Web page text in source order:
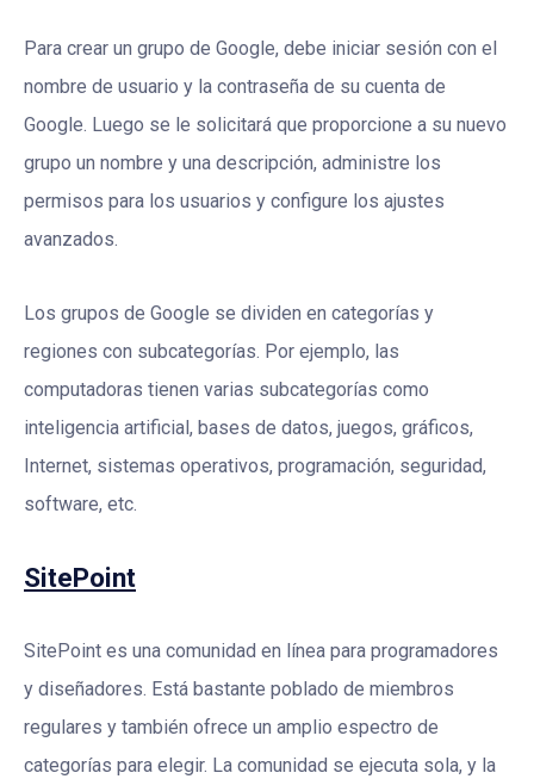
Para crear un grupo de Google, debe iniciar sesión con el
nombre de usuario y la contraseña de su cuenta de
Google. Luego se le solicitará que proporcione a su nuevo
grupo un nombre y una descripción, administre los
permisos para los usuarios y configure los ajustes
avanzados.
Los grupos de Google se dividen en categorías y
regiones con subcategorías. Por ejemplo, las
computadoras tienen varias subcategorías como
inteligencia artificial, bases de datos, juegos, gráficos,
Internet, sistemas operativos, programación, seguridad,
software, etc.
SitePoint
SitePoint es una comunidad en línea para programadores
y diseñadores. Está bastante poblado de miembros
regulares y también ofrece un amplio espectro de
categorías para elegir. La comunidad se ejecuta sola, y la